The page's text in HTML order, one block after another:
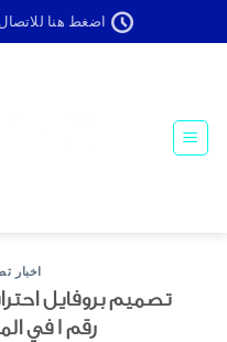
to
اضغط هنا للاتصال
اخبار
تصميم بروفايل
رقم ١ في المملكة 0561806861